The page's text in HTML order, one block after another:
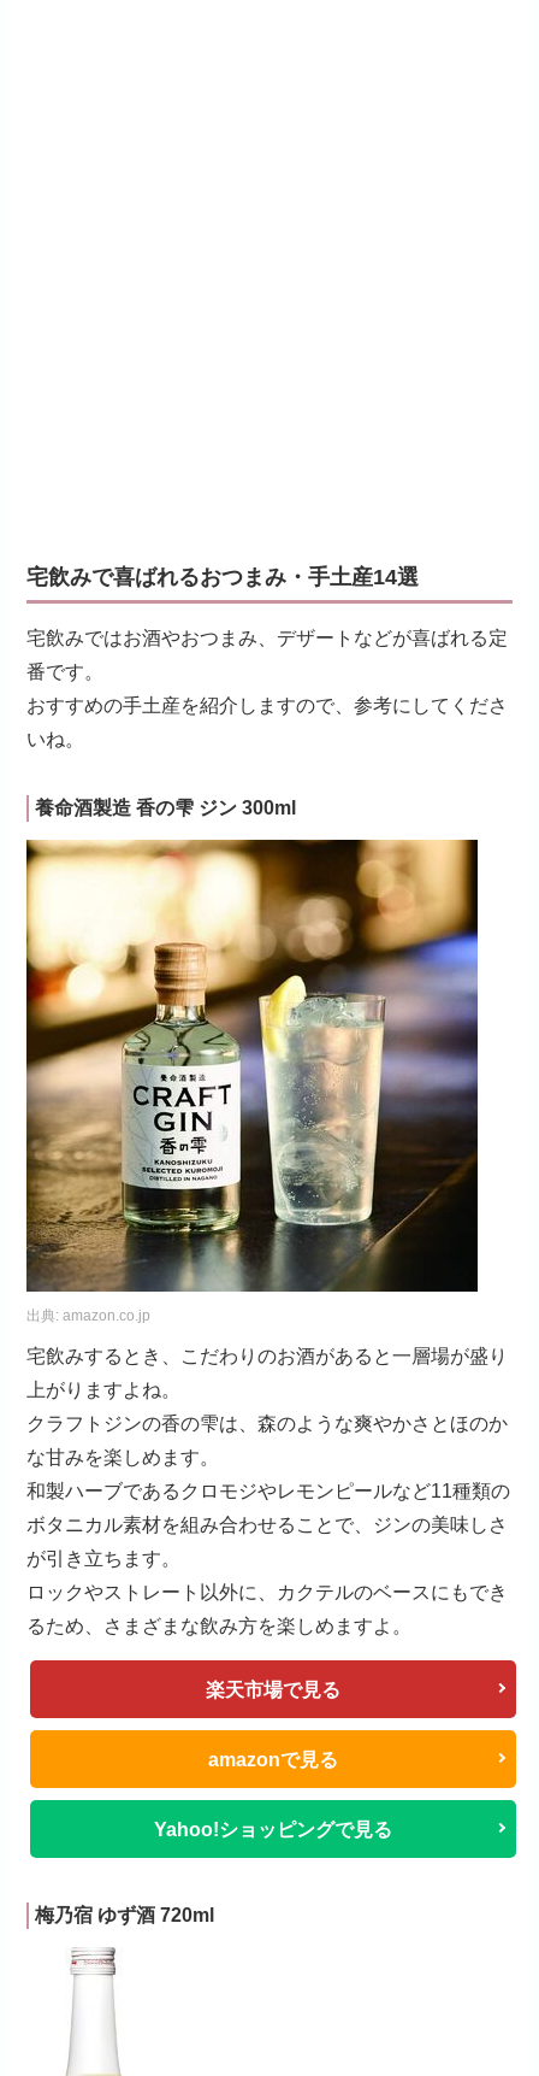
宅飲みで喜ばれるおつまみ・手土産14選
宅飲みではお酒やおつまみ、デザートなどが喜ばれる定
番です。
おすすめの手土産を紹介しますので、参考にしてくださ
いね。
養命酒製造 香の雫 ジン 300ml
出典:amazon.co.jp
宅飲みするとき、こだわりのお酒があると一層場が盛り
上がりますよね。
クラフトジンの香の雫は、森のような爽やかさとほのか
な甘みを楽しめます。
和製ハーブであるクロモジやレモンピールなど11種類の
ボタニカル素材を組み合わせることで、ジンの美味しさ
が引き立ちます。
ロックやストレート以外に、カクテルのベースにもでき
るため、さまざまな飲み方を楽しめますよ。
楽天市場で見る
amazonで見る
Yahoo!ショッピングで見る
梅乃宿 ゆず酒 720ml